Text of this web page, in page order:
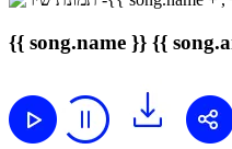
{{ song.name }} {{